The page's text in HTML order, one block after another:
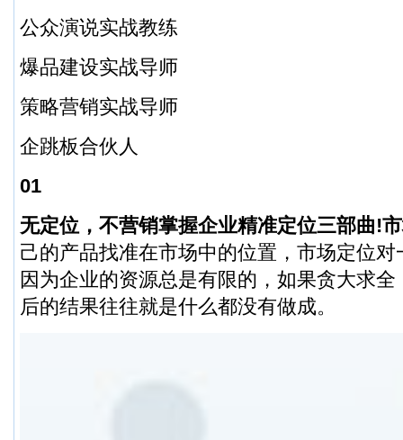
公众演说实战教练
爆品建设实战导师
策略营销实战导师
企跳板合伙人
01
无定位，不营销掌握企业精准定位三部曲!
己的产品找准在市场中的位置，市场定位
因为企业的资源总是有限的，如果贪大求
后的结果往往就是什么都没有做成。